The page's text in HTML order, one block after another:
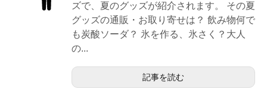
ズで、夏のグッズが紹介されます。 その夏
グッズの通販・お取り寄せは？ 飲み物何で
も炭酸ソーダ？ 氷を作る、氷さく？大人
の...
記事を読む